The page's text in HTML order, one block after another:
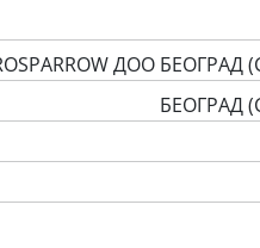
ДОО
БЕОГРАД